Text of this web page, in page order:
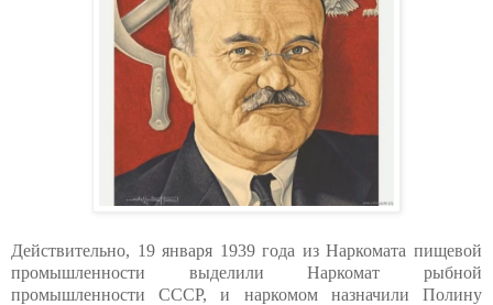
Действительно, 19 января 1939 года из Наркомата пищевой
промышленности выделили Наркомат рыбной
промышленности СССР, и наркомом назначили Полину